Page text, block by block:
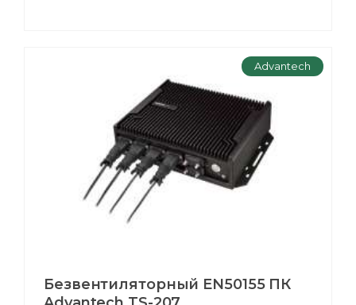
Advantech
Безвентиляторный EN50155 ПК